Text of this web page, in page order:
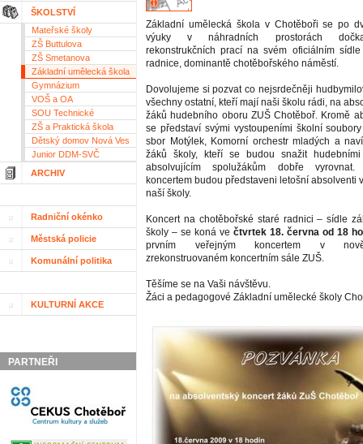
ŠKOLSTVÍ
Mateřské školy
ZŠ Buttulova
ZŠ Smetanova
Základní umělecká škola
Gymnázium
VOŠ a OA
SOU Technické
ZŠ a Praktická škola
Dětský domov Nová Ves
Junior DDM-SVČ
ARCHIV
Radniční okénko
Městská policie
Komunální politika
KULTURNÍ AKCE
PARTNEŘI
Základní umělecká škola v Chotěboři se po
výuky v náhradních prostorách
rekonstrukčních prací na svém oficiálním
radnice, dominantě chotěbořského náměstí.
Dovolujeme si pozvat co nejsrdečněji
všechny ostatní, kteří mají naši školu rádi, na
žáků hudebního oboru ZUŠ Chotěboř. Kromě
se představí svými vystoupeními školní
sbor Motýlek, Komorní orchestr mladých a
žáků školy, kteří se budou snažit hudebními
absolvujícím spolužákům dobře
koncertem budou představeni letošní absolventi
naší školy.
Koncert na chotěbořské staré radnici – sídle
školy – se koná ve čtvrtek 18. června od 18
prvním veřejným koncertem v
zrekonstruovaném koncertním sále ZUŠ.
Těšíme se na Vaši návštěvu.
Žáci a pedagogové Základní umělecké školy